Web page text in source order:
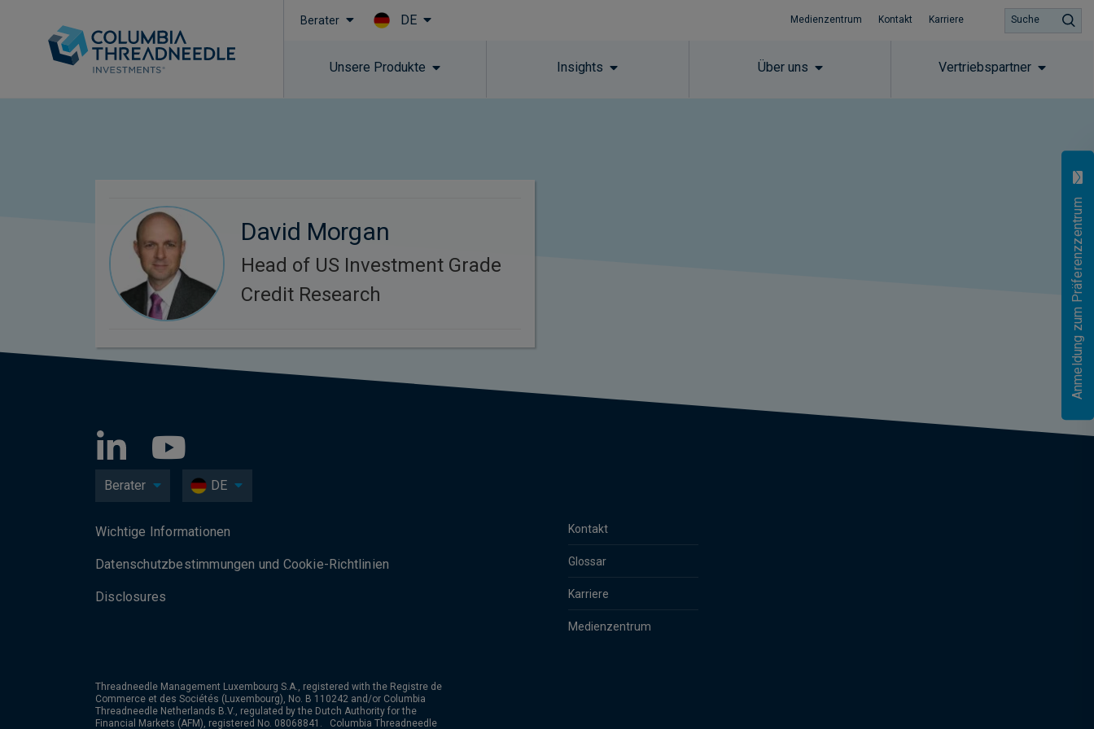
Berater DE Medienzentrum Kontakt Karriere
Unsere Produkte Insights Über uns Vertriebspartner
Suche
David Morgan
Head of US Investment Grade
Credit Research
Berater DE
Kontakt
Glossar
Karriere
Medienzentrum
Wichtige Informationen
Datenschutzbesti­mmungen und Cookie-Richtlinien
Disclosures
Threadneedle Management Luxembourg S.A., registered with the Registre de
Commerce et des Sociétés (Luxembourg), No. B 110242 and/or Columbia
Threadneedle Netherlands B.V., regulated by the Dutch Authority for the
Financial Markets (AFM), registered No. 08068841. Columbia Threadneedle
Anmeldung zum Präferenzzentrum